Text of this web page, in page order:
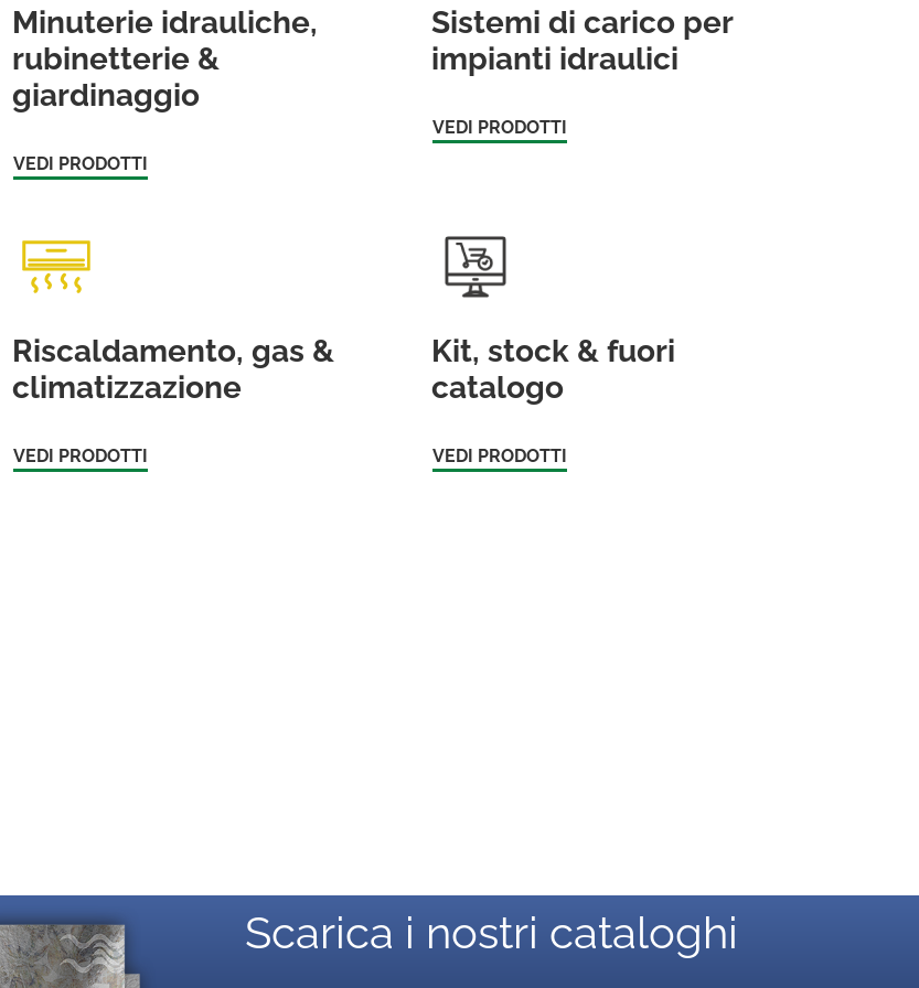
Minuterie idrauliche,
rubinetterie &
giardinaggio
VEDI PRODOTTI
Sistemi di carico per
impianti idraulici
VEDI PRODOTTI
Riscaldamento, gas &
climatizzazione
VEDI PRODOTTI
Kit, stock & fuori
catalogo
VEDI PRODOTTI
Scarica i nostri cataloghi